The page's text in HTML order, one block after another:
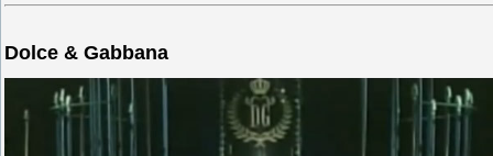
Dolce & Gabbana